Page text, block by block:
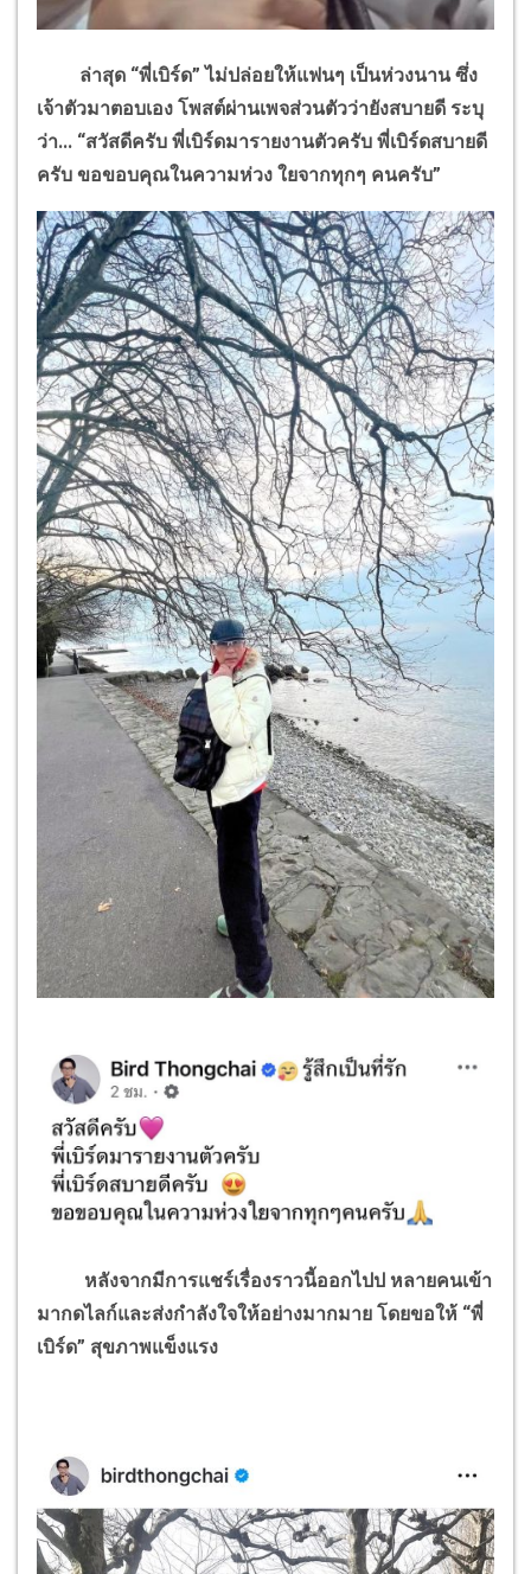
ล่าสุด “พี่เบิร์ด” ไม่ปล่อยให้แฟนๆ เป็นห่วงนาน ซึ่ง
เจ้าตัวมาตอบเอง โพสต์ผ่านเพจส่วนตัวว่ายังสบายดี ระบุ
ว่า... “สวัสดีครับ พี่เบิร์ดมารายงานตัวครับ พี่เบิร์ดสบายดี
ครับ ขอขอบคุณในความห่วง ใยจากทุกๆ คนครับ”
หลังจากมีการแชร์เรื่องราวนี้ออกไปป หลายคนเข้า
มากดไลก์และส่งกำลังใจให้อย่างมากมาย โดยขอให้ “พี่
เบิร์ด” สุขภาพแข็งแรง